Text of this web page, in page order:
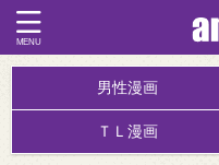
男性漫画
ＴＬ漫画